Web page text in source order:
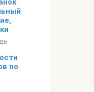
по